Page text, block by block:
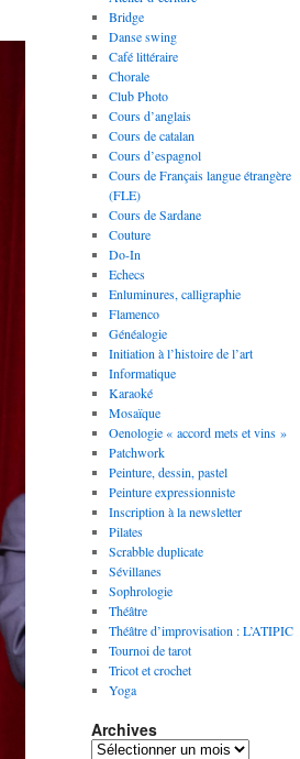
Bridge
Danse swing
Café littéraire
Chorale
Club Photo
Cours d’anglais
Cours de catalan
Cours d’espagnol
Cours de Français langue étrangère
(FLE)
Cours de Sardane
Couture
Do-In
Echecs
Enluminures, calligraphie
Flamenco
Généalogie
Initiation à l’histoire de l’art
Informatique
Karaoké
Mosaïque
Oenologie « accord mets et vins »
Patchwork
Peinture, dessin, pastel
Peinture expressionniste
Inscription à la newsletter
Pilates
Scrabble duplicate
Sévillanes
Sophrologie
Théâtre
Théâtre d’improvisation : L’ATIPIC
Tournoi de tarot
Tricot et crochet
Yoga
Archives
A